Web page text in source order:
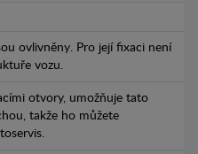
ovlivněny. Pro její fixaci není
vozu.
otvory, umožňuje tato
takže ho můžete